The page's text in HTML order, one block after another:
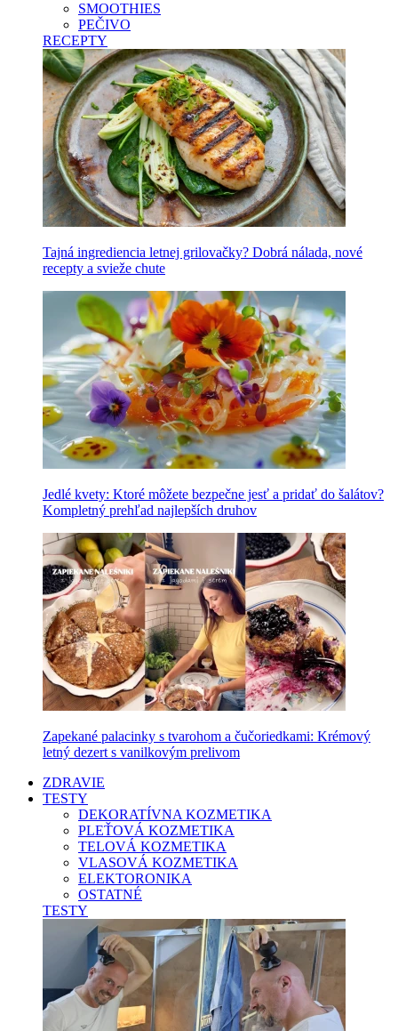
SMOOTHIES
PEČIVO
RECEPTY
Tajná ingrediencia letnej grilovačky? Dobrá nálada, nové
recepty a svieže chute
Jedlé kvety: Ktoré môžete bezpečne jesť a pridať do šalátov?
Kompletný prehľad najlepších druhov
Zapekané palacinky s tvarohom a čučoriedkami: Krémový
letný dezert s vanilkovým prelivom
ZDRAVIE
TESTY
DEKORATÍVNA KOZMETIKA
PLEŤOVÁ KOZMETIKA
TELOVÁ KOZMETIKA
VLASOVÁ KOZMETIKA
ELEKTORONIKA
OSTATNÉ
TESTY